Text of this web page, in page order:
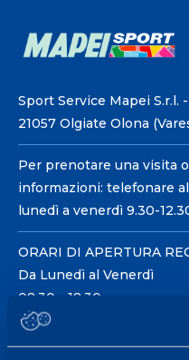
Sport Service Mapei S.r.l.
21057 Olgiate Olona
Per prenotare una visita
informazioni: telefonare
lunedì a venerdì 9.30-
ORARI DI APERTURA
Da Lunedì al Venerdì
08.30 - 18.30